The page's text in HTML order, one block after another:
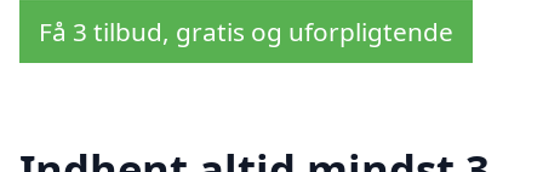
Få 3 tilbud, gratis og uforpligtende